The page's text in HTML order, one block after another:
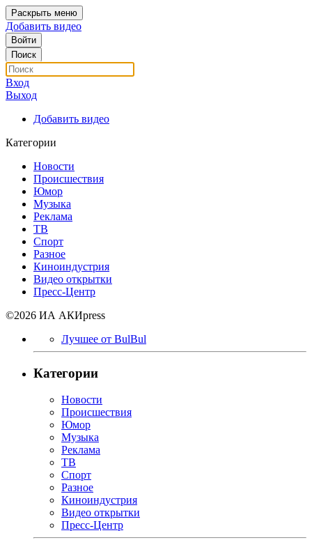
Раскрыть меню
Добавить видео
Войти
Поиск
Вход
Выход
Добавить видео
Категории
Новости
Происшествия
Юмор
Музыка
Реклама
ТВ
Спорт
Разное
Киноиндустрия
Видео открытки
Пресс-Центр
©2026 ИА АКИpress
Лучшее от BulBul
Категории
Новости
Происшествия
Юмор
Музыка
Реклама
ТВ
Спорт
Разное
Киноиндустрия
Видео открытки
Пресс-Центр